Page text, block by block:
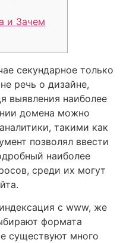
и Зачем
секундарное только
речь о дизайне,
выявления наиболее
домена можно
такими как
позволял ввести
наиболее
среди их могут
с www, же
формата
существуют много